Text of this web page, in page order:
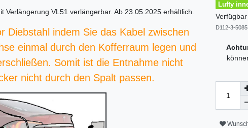
Verlängerung VL51 verlängerbar. Ab 23.05.2025 erhältlich.
Diebstahl indem Sie das Kabel zwischen
einmal durch den Kofferraum legen und
Somit ist die Entnahme nicht
nicht durch den Spalt passen.
Lufty
D112-3-5085